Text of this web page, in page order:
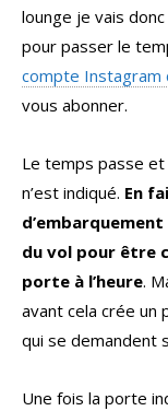
lounge je vais
pour passer le
compte Instagram
vous abonner.
Le temps passe et
n’est indiqué. En
du vol pour être
porte à l’heure.
avant cela crée
qui se demandent
Une fois la porte